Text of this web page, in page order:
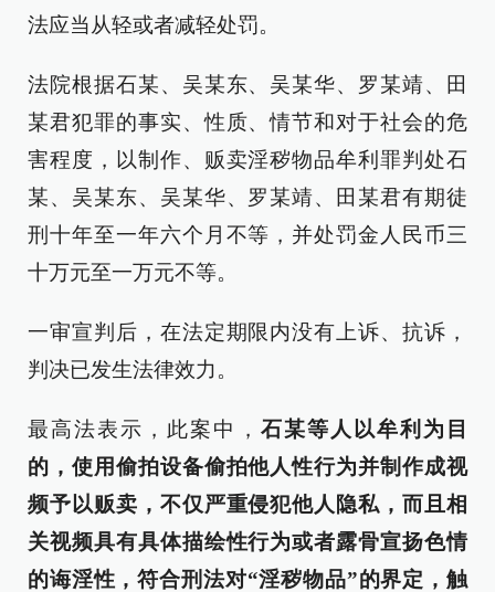
法应当从轻或者减轻处罚。
法院根据石某、吴某东、吴某华、罗某靖、田
某君犯罪的事实、性质、情节和对于社会的危
害程度，以制作、贩卖淫秽物品牟利罪判处石
某、吴某东、吴某华、罗某靖、田某君有期徒
刑十年至一年六个月不等，并处罚金人民币三
十万元至一万元不等。
一审宣判后，在法定期限内没有上诉、抗诉，
判决已发生法律效力。
最高法表示，此案中， 石某等人以牟利为目
的，使用偷拍设备偷拍他人性行为并制作成视
频予以贩卖，不仅严重侵犯他人隐私，而且相
关视频具有具体描绘性行为或者露骨宣扬色情
的诲淫性，符合刑法对“淫秽物品”的界定，触